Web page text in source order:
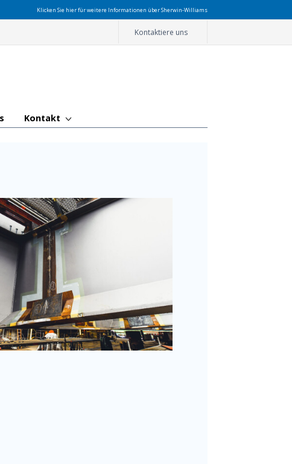
Klicken Sie hier für weitere Informationen über Sherwin-Williams
Kontaktiere uns
Kontakt